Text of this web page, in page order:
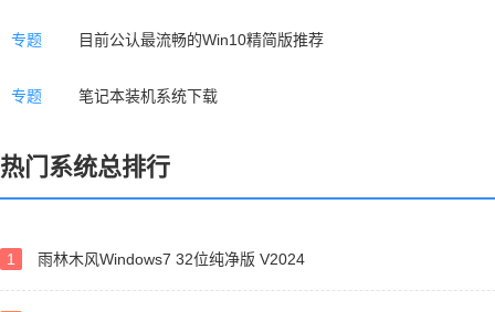
专题 目前公认最流畅的Win10精简版推荐
专题 笔记本装机系统下载
热门系统总排行
1 雨林木风Windows7 32位纯净版 V2024